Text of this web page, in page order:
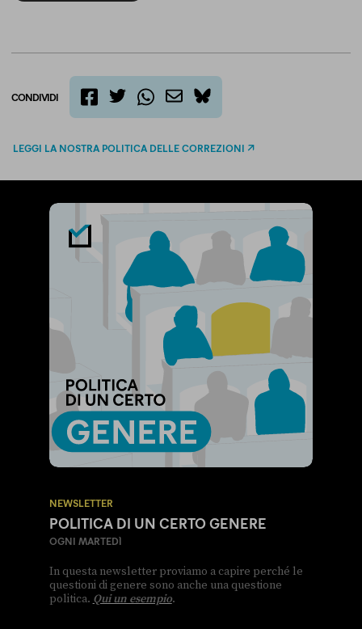
CONDIVIDI
bluesky
LEGGI LA NOSTRA POLITICA DELLE CORREZIONI
NEWSLETTER
POLITICA DI UN CERTO GENERE
OGNI MARTEDÌ
In questa newsletter proviamo a capire perché le
questioni di genere sono anche una questione
politica. Qui un esempio.